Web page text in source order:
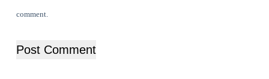
comment.
Post Comment